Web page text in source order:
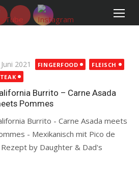
2021 FINGERFOOD
FLEISCH
Burrito – Carne Asada
Pommes
Burrito - Carne Asada meets
- Mexikanisch mit Pico de
by Daughter & Dad's